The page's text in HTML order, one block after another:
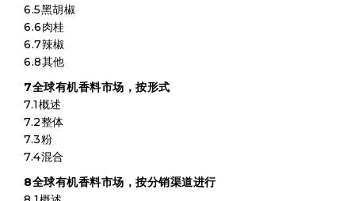
6.5黑胡椒
6.6肉桂
6.7辣椒
6.8其他
7全球有机香料市场，按形式
7.1概述
7.2整体
7.3粉
7.4混合
8全球有机香料市场，按分销渠道进行